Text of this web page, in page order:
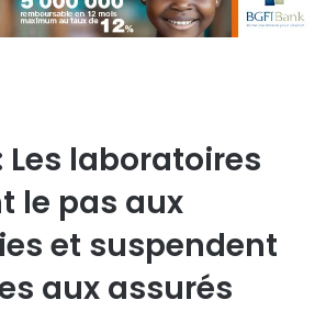
Les laboratoires
le pas aux
et suspendent
aux assurés